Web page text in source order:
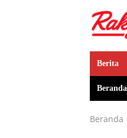
Berita
Beranda
Beranda